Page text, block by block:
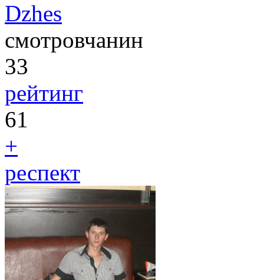
Dzhes
смотровчанин
33
рейтинг
61
+
респект